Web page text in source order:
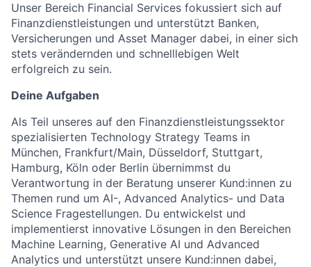
Unser Bereich Financial Services fokussiert sich auf
Finanzdienstleistungen und unterstützt Banken,
Versicherungen und Asset Manager dabei, in einer sich
stets verändernden und schnelllebigen Welt
erfolgreich zu sein.
Deine Aufgaben
Als Teil unseres auf den Finanzdienstleistungssektor
spezialisierten Technology Strategy Teams in
München, Frankfurt/Main, Düsseldorf, Stuttgart,
Hamburg, Köln oder Berlin übernimmst du
Verantwortung in der Beratung unserer Kund:innen zu
Themen rund um AI-, Advanced Analytics- und Data
Science Fragestellungen. Du entwickelst und
implementierst innovative Lösungen in den Bereichen
Machine Learning, Generative AI und Advanced
Analytics und unterstützt unsere Kund:innen dabei,